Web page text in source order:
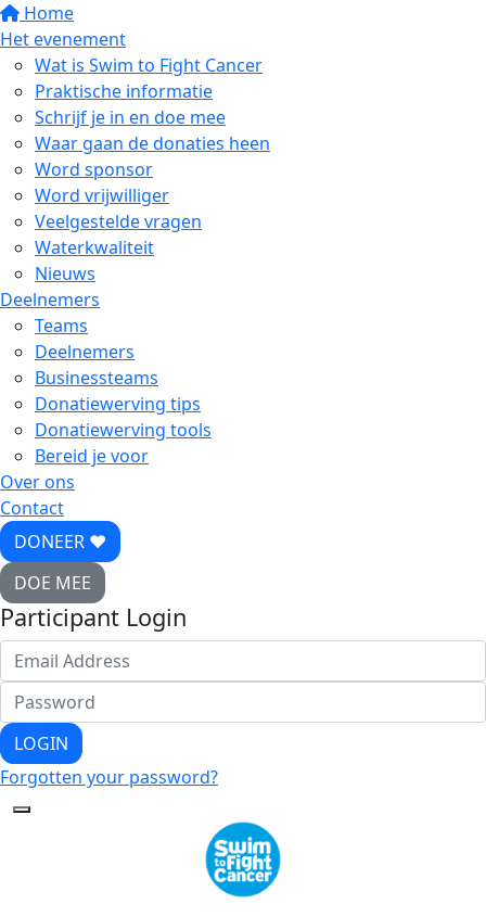
Home
Het evenement
Wat is Swim to Fight Cancer
Praktische informatie
Schrijf je in en doe mee
Waar gaan de donaties heen
Word sponsor
Word vrijwilliger
Veelgestelde vragen
Waterkwaliteit
Nieuws
Deelnemers
Teams
Deelnemers
Businessteams
Donatiewerving tips
Donatiewerving tools
Bereid je voor
Over ons
Contact
DONEER ♥
DOE MEE
Participant Login
LOGIN
Forgotten your password?